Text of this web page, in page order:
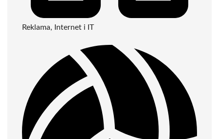
Reklama, Internet i IT